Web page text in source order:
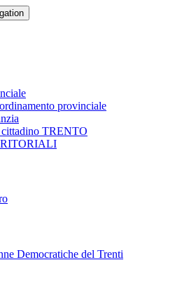
provinciale
TRENTO
Democratiche del Trenti